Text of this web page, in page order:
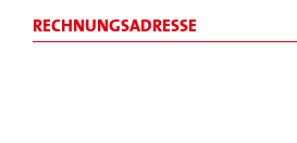
RECHNUNGSADRESSE